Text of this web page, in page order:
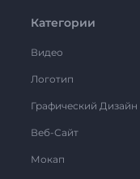
Категории
Видео
Логотип
Графический Дизайн
Веб-Сайт
Мокап